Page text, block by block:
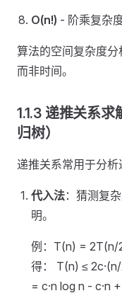
O(n!) - 阶乘复杂
算法的空间复杂度
而非时间。
1.1.3 递推关系
归树）
递推关系常用于分析
代入法：猜测复
明。
例：T(n) = 2T(n/
得： T(n) ≤
= c·n log n - c·n